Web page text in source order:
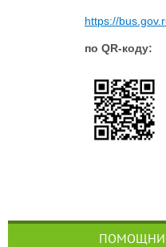
https://
по QR-коду: